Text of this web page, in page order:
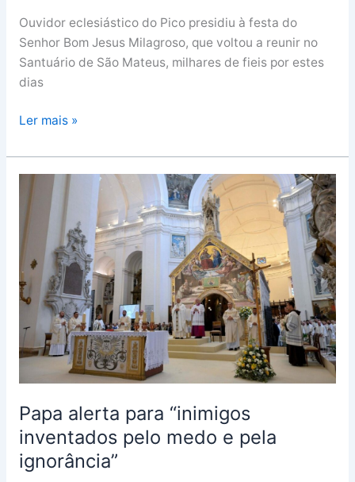
Ouvidor eclesiástico do Pico presidiu à festa do
Senhor Bom Jesus Milagroso, que voltou a reunir no
Santuário de São Mateus, milhares de fieis por estes
dias
Ler mais »
Papa alerta para “inimigos
inventados pelo medo e pela
ignorância”
Papa
alerta
para
“inimigos
inventados
pelo
medo
pela
ignorância”